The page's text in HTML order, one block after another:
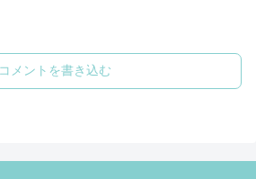
コメントを書き込む